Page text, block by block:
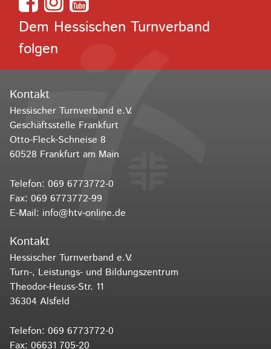
Dem Hessischen Turnverband
folgen
Kontakt
Hessischer Turnverband e.V.
Geschäftsstelle Frankfurt
Otto-Fleck-Schneise 8
60528 Frankfurt am Main
Telefon: 069 6773772-0
Fax: 069 6773772-99
E-Mail: info@htv-online.de
Kontakt
Hessischer Turnverband e.V.
Turn-, Leistungs- und Bildungszentrum
Theodor-Heuss-Str. 11
36304 Alsfeld
Telefon: 069 6773772-0
Fax: 06631 705-20